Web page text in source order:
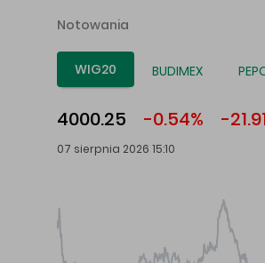
Notowania
WIG20 BUDIMEX
4000.25 -0.54% -
07 sierpnia 2026 15:10